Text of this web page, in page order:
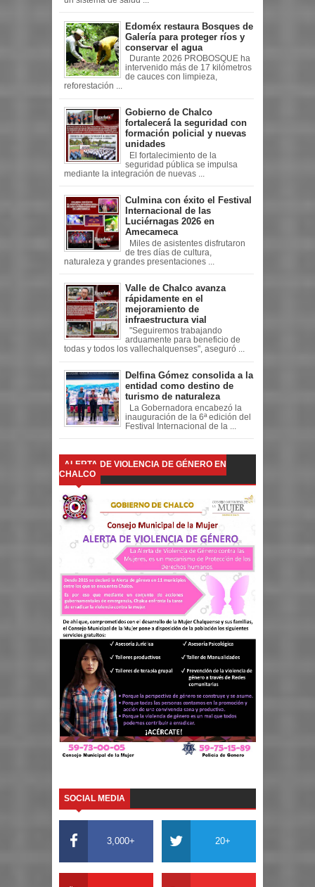
Edoméx restaura Bosques de
Galería para proteger ríos y
conservar el agua
Durante 2026 PROBOSQUE ha
intervenido más de 17 kilómetros
de cauces con limpieza,
reforestación ...
Gobierno de Chalco
fortalecerá la seguridad con
formación policial y nuevas
unidades
El fortalecimiento de la
seguridad pública se impulsa
mediante la integración de nuevas ...
Culmina con éxito el Festival
Internacional de las
Luciérnagas 2026 en
Amecameca
Miles de asistentes disfrutaron
de tres días de cultura,
naturaleza y grandes presentaciones ...
Valle de Chalco avanza
rápidamente en el
mejoramiento de
infraestructura vial
"Seguiremos trabajando
arduamente para beneficio de
todas y todos los vallechalquenses", aseguró ...
Delfina Gómez consolida a la
entidad como destino de
turismo de naturaleza
La Gobernadora encabezó la
inauguración de la 6ª edición del
Festival Internacional de la ...
ALERTA DE VIOLENCIA DE GÉNERO EN
CHALCO
SOCIAL MEDIA
3,000+ 20+